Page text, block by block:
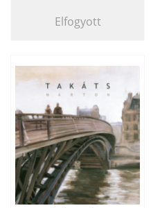
Elfogyott